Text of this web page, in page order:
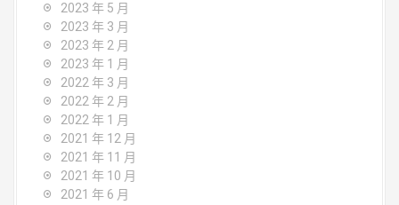
2023 年 5 月
2023 年 3 月
2023 年 2 月
2023 年 1 月
2022 年 3 月
2022 年 2 月
2022 年 1 月
2021 年 12 月
2021 年 11 月
2021 年 10 月
2021 年 6 月